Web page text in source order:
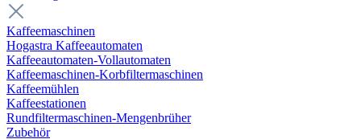
Kaffeemaschinen
Hogastra Kaffeeautomaten
Kaffeeautomaten-Vollautomaten
Kaffeemaschinen-Korbfiltermaschinen
Kaffeemühlen
Kaffeestationen
Rundfiltermaschinen-Mengenbrüher
Zubehör